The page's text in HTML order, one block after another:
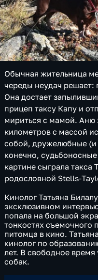
Обычная жительница
череды неудач решает:
Она достает
прицеп таксу Капу и
мириться с мамой. Аню
километров с массой
собой, дружелюбные (и
конечно,
картине сыграла такса
родословной Stells-
Кинолог Татьяна
эксклюзивном
попала на большой
тонкостях съемочного
питомца в кино.
кинолог по
лет. В свободное
собак.